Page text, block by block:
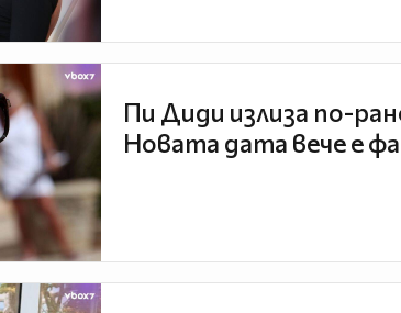
Пи Диди излиза по-
Новата дата вече е